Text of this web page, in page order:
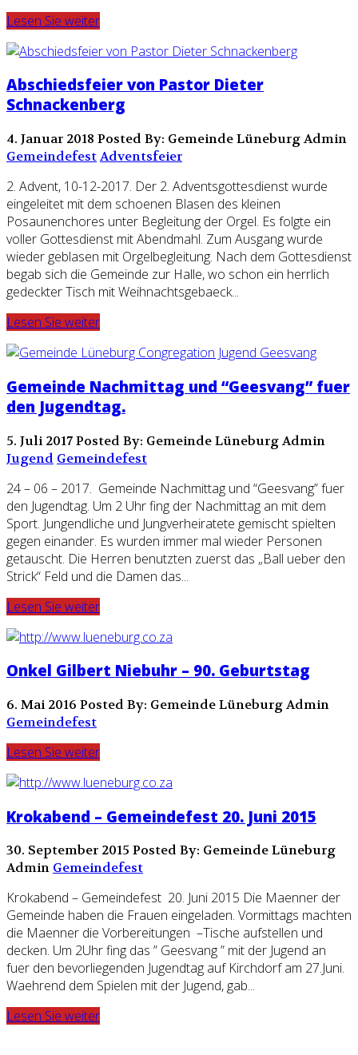
Lesen Sie weiter
Abschiedsfeier von Pastor Dieter
Schnackenberg
4. Januar 2018 Posted By: Gemeinde Lüneburg Admin
GemeindefestAdventsfeier
2. Advent, 10-12-2017. Der 2. Adventsgottesdienst wurde
eingeleitet mit dem schoenen Blasen des kleinen
Posaunenchores unter Begleitung der Orgel. Es folgte ein
voller Gottesdienst mit Abendmahl. Zum Ausgang wurde
wieder geblasen mit Orgelbegleitung. Nach dem Gottesdienst
begab sich die Gemeinde zur Halle, wo schon ein herrlich
gedeckter Tisch mit Weihnachtsgebaeck...
Lesen Sie weiter
Gemeinde Nachmittag und “Geesvang” fuer
den Jugendtag.
5. Juli 2017Posted By: Gemeinde Lüneburg Admin
Jugend Gemeindefest
24 – 06 – 2017. Gemeinde Nachmittag und “Geesvang” fuer
den Jugendtag. Um 2 Uhr fing der Nachmittag an mit dem
Sport. Jungendliche und Jungverheiratete gemischt spielten
gegen einander. Es wurden immer mal wieder Personen
getauscht. Die Herren benutzten zuerst das „Ball ueber den
Strick“ Feld und die Damen das...
Lesen Sie weiter
Onkel Gilbert Niebuhr – 90. Geburtstag
6. Mai 2016 Posted By: Gemeinde Lüneburg Admin
Gemeindefest
Lesen Sie weiter
Krokabend – Gemeindefest 20. Juni 2015
30. September 2015 Posted By: Gemeinde Lüneburg
Admin Gemeindefest
Krokabend – Gemeindefest 20. Juni 2015 Die Maenner der
Gemeinde haben die Frauen eingeladen. Vormittags machten
die Maenner die Vorbereitungen –Tische aufstellen und
decken. Um 2Uhr fing das ” Geesvang ” mit der Jugend an
fuer den bevorliegenden Jugendtag auf Kirchdorf am 27.Juni.
Waehrend dem Spielen mit der Jugend, gab...
Lesen Sie weiter